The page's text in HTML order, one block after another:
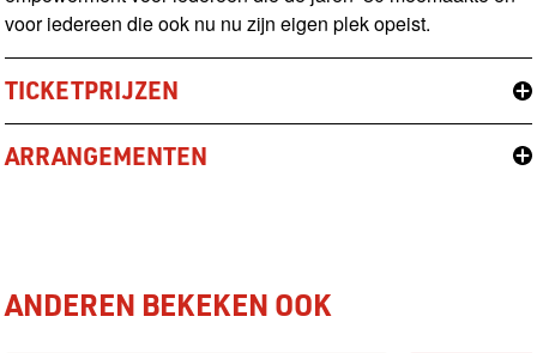
voor iedereen die ook nu nu zijn eigen plek opeist.
TICKETPRIJZEN
ARRANGEMENTEN
ANDEREN BEKEKEN OOK